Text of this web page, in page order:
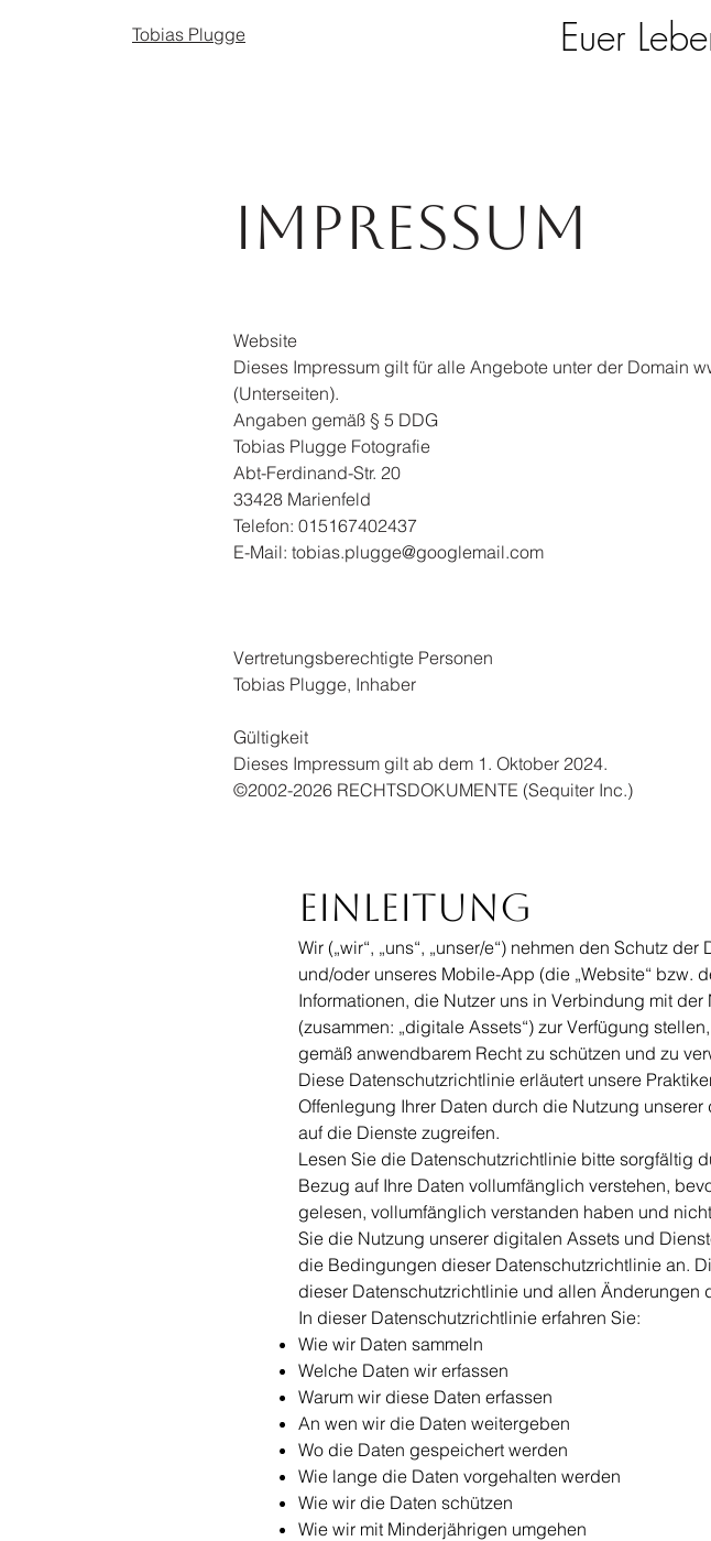
Tobias Plugge Euer
Impressum
Website
Dieses Impressum gilt für alle Angebote unter der Domain
(Unterseiten).
Angaben gemäß § 5 DDG
Tobias Plugge Fotografie
Abt-Ferdinand-Str. 20
33428 Marienfeld
Telefon: 015167402437
E-Mail: tobias.plugge@googlemail.com
Vertretungsberechtigte Personen
Tobias Plugge, Inhaber
Gültigkeit
Dieses Impressum gilt ab dem 1. Oktober 2024.
©2002-2026 RECHTSDOKUMENTE (Sequiter Inc.)
Einleitung
Wir („wir“, „uns“, „unser/e“) nehmen den Schutz
und/oder unseres Mobile-App (die „Website“ bzw.
Informationen, die Nutzer uns in Verbindung mit
(zusammen: „digitale Assets“) zur Verfügung
gemäß anwendbarem Recht zu schützen und zu
Diese Datenschutzrichtlinie erläutert unsere
Offenlegung Ihrer Daten durch die Nutzung
auf die Dienste zugreifen.
Lesen Sie die Datenschutzrichtlinie bitte sorgfältig
Bezug auf Ihre Daten vollumfänglich verstehen,
gelesen, vollumfänglich verstanden haben und
Sie die Nutzung unserer digitalen Assets und
die Bedingungen dieser Datenschutzrichtlinie an.
dieser Datenschutzrichtlinie und allen Änderungen
In dieser Datenschutzrichtlinie erfahren Sie:
Wie wir Daten sammeln
Welche Daten wir erfassen
Warum wir diese Daten erfassen
An wen wir die Daten weitergeben
Wo die Daten gespeichert werden
Wie lange die Daten vorgehalten werden
Wie wir die Daten schützen
Wie wir mit Minderjährigen umgehen